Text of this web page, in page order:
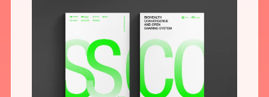
您所提交的信息将严格保密，且不以任何形式透露给任何第三方